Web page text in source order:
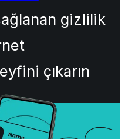
gizlilik
çıkarın